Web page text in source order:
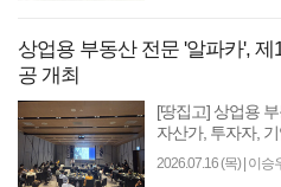
상업용 부동산 전문 '알파카',
공 개최
[땅집고] 상업용
자산가, 투자자,
청해 상업용 부동
알파카부동산..
2026.07.16 (목)| 이승